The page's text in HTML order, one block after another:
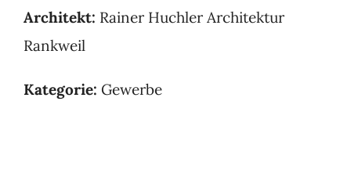
Architekt: Rainer Huchler Architektur
Rankweil
Kategorie: Gewerbe